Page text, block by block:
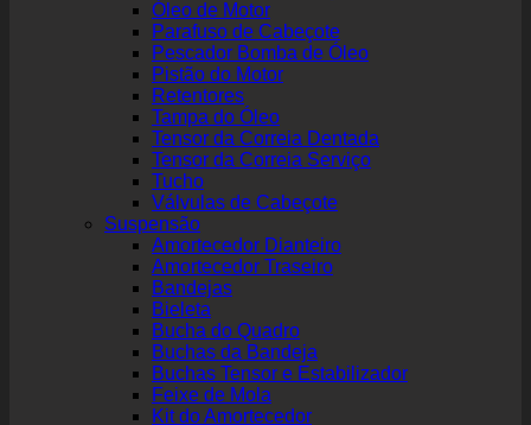
Óleo de Motor
Parafuso de Cabeçote
Pescador Bomba de Óleo
Pistão do Motor
Retentores
Tampa do Óleo
Tensor da Correia Dentada
Tensor da Correia Serviço
Tucho
Válvulas de Cabeçote
Suspensão
Amortecedor Dianteiro
Amortecedor Traseiro
Bandejas
Bieleta
Bucha do Quadro
Buchas da Bandeja
Buchas Tensor e Estabilizador
Feixe de Mola
Kit do Amortecedor